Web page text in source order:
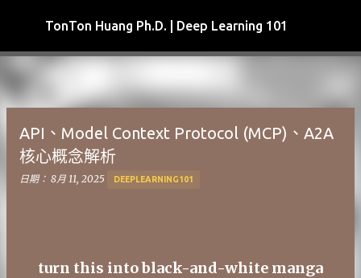
跳到主要內容
TonTon Huang Ph.D. | Deep Learning 101
API、Model Context Protocol (MCP)、A2A
核心概念解析
日期： 8月 11, 2025 DEEPLEARNING101
turn this into black-and-white manga